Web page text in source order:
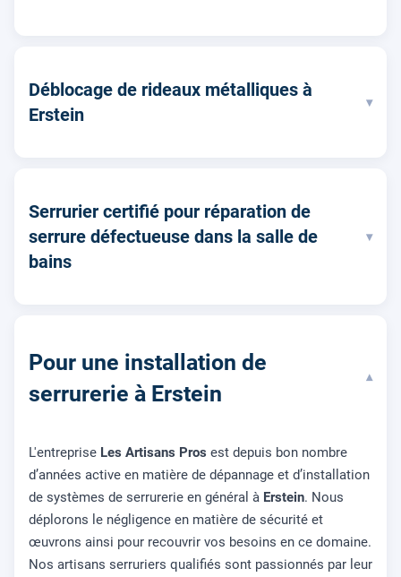
Déblocage de rideaux métalliques à
Erstein
▾
Serrurier certifié pour réparation de
serrure défectueuse dans la salle de
bains
▾
Pour une installation de
serrurerie à Erstein
▾
L'entreprise Les Artisans Pros est depuis bon nombre
d’années active en matière de dépannage et d’installation
de systèmes de serrurerie en général à Erstein. Nous
déplorons le négligence en matière de sécurité et
œuvrons ainsi pour recouvrir vos besoins en ce domaine.
Nos artisans serruriers qualifiés sont passionnés par leur